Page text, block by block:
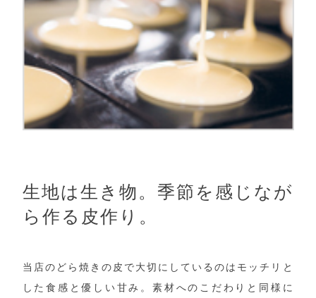
生地は生き物。季節を感じなが
ら作る皮作り。
当店のどら焼きの皮で大切にしているのはモッチリと
した食感と優しい甘み。素材へのこだわりと同様に